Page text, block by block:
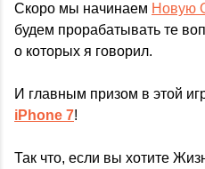
Скоро мы начинаем Новую
будем прорабатывать те
о которых я говорил.
И главным призом в этой
iPhone 7!
Так что, если вы хотите